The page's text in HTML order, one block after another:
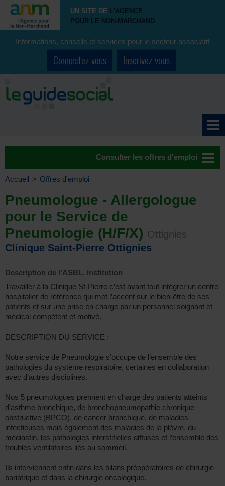
UN SITE DE L'AGENCE
POUR LE NON-MARCHAND
Informations, conseils et services pour le secteur associatif
Connectez-vous Inscrivez-vous
Consulter les offres d'emploi
Accueil > Offres d'emploi
Pneumologue - Allergologue
pour le Service de
Pneumologie (H/F/X) Ottignies
Clinique Saint-Pierre Ottignies
Description de l’ASBL, institution
Travailler à la Clinique St-Pierre c’est avant tout intégrer un centre
hospitalier de référence qui met l’accent sur le bien-être de ses
patients et sur une prise en charge par un personnel soignant et
médical compétent et motivé.
DESCRIPTION DU SERVICE :
Notre service de Pneumologie s’occupe de l’ensemble des
pathologies du système respiratoire, certaines en collaboration
avec d’autres disciplines.
Nos 5 pneumologues prennent en charge des patients atteints
d’asthme bronchique, de bronchopneumopathie chronique
obstructive (BPCO), de cancer bronchique, de maladies
infectieuses mais également des maladies de la plèvre, du
médiastin, les pathologies interstitielles diffuses et l’ensemble des
troubles ventilatoires liés au sommeil.
Ils interviennent enfin dans les bilans préopératoires de chirurgie
bariatrique et dans la chirurgie oncologique.